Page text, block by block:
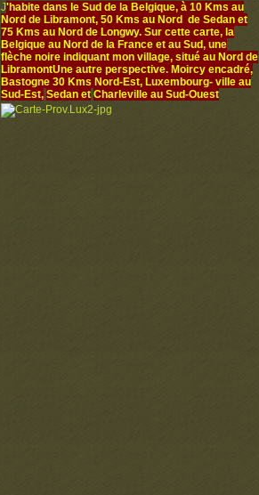
J'habite dans le Sud de la Belgique, à 10 Kms au
Nord de Libramont, 50 Kms au Nord de Sedan et
75 Kms au Nord de Longwy. Sur cette carte, la
Belgique au Nord de la France et au Sud, une
flèche noire indiquant mon village, situé au Nord de
LibramontUne autre perspective. Moircy encadré,
Bastogne 30 Kms Nord-Est, Luxembourg- ville au
Sud-Est, Sedan et Charleville au Sud-Ouest